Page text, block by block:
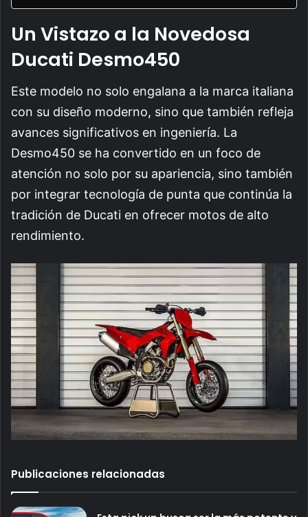
Un Vistazo a la Novedosa
Ducati Desmo450
Este modelo no solo engalana a la marca italiana
con su diseño moderno, sino que también refleja
avances significativos en ingeniería. La
Desmo450 se ha convertido en un foco de
atención no solo por su apariencia, sino también
por integrar tecnología de punta que continúa la
tradición de Ducati en ofrecer motos de alto
rendimiento.
Publicaciones relacionadas